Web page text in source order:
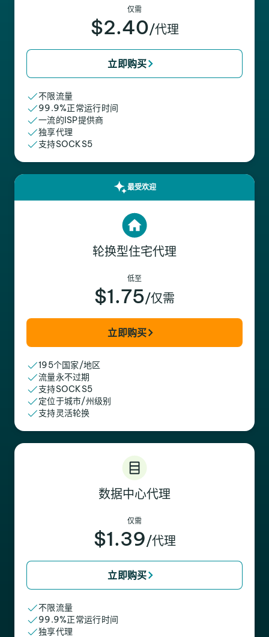
仅需
$2.40/代理
立即购买
不限流量
99.9%正常运行时间
一流的ISP提供商
独享代理
支持SOCKS5
最受欢迎
轮换型住宅代理
低至
$1.75/仅需
立即购买
195个国家/地区
流量永不过期
支持SOCKS5
定位于城市/州级别
支持灵活轮换
数据中心代理
仅需
$1.39/代理
立即购买
不限流量
99.9%正常运行时间
独享代理